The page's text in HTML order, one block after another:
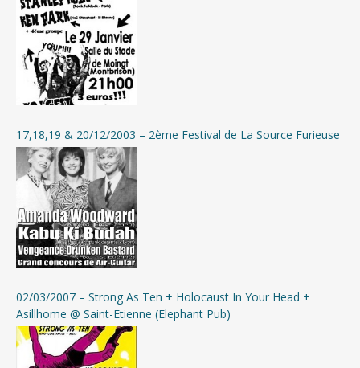
17,18,19 & 20/12/2003 – 2ème Festival de La Source Furieuse
02/03/2007 – Strong As Ten + Holocaust In Your Head +
Asillhome @ Saint-Etienne (Elephant Pub)